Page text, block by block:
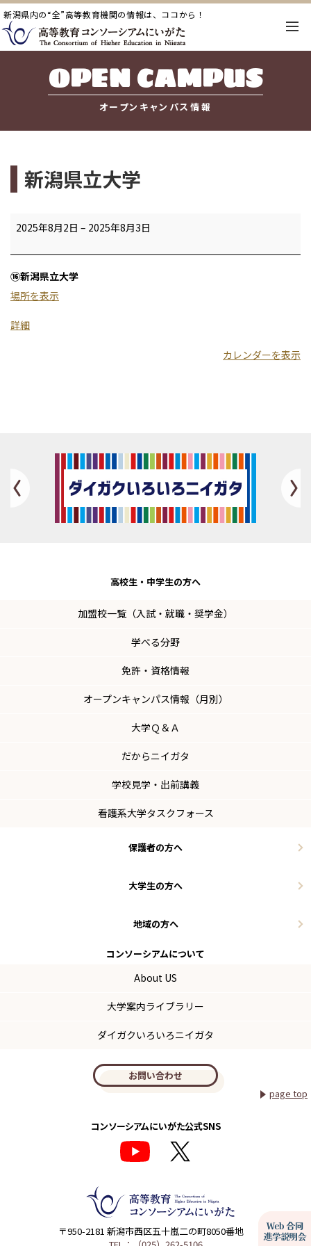
新潟県内の“全”高等教育機関の情報は、ココから！
OPEN CAMPUS
オープンキャンパス情報
新潟県立大学
新
立
大
学
2025年8月2日 – 2025年8月3日
⑯新潟県立大学
場所を表示
詳細
カレンダーを表示
Previous
〒950-2181 新潟市西区五十嵐二の町8050番地
高校生・ 中学生の方へ
加盟校一覧（入試・就職・奨学金）
学べる分野
免許・資格情報
オープンキャンパス情報（月別）
大学Ｑ＆Ａ
だからニイガタ
学校見学・出前講義
看護系大学タスクフォース
保護者の方へ
大学生の方へ
地域の方へ
コンソーシアムについて
About US
大学案内ライブラリー
ダイガクいろいろニイガタ
お問い合わせ
page top
コンソーシアムにいがた公式SNS